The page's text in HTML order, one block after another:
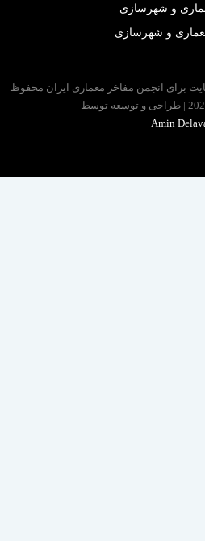
و شهرسازی
و شهرسازی
انجمن مفاخر معماری ایران محفوظ